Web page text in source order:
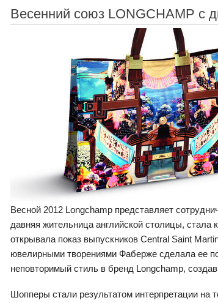
Весенний союз LONGCHAMP с
Весной 2012 Longchamp представляет
давняя жительница английской столицы,
открывала показ выпускников Central Saint
ювелирными творениями Фаберже сделала ее
неповторимый стиль в бренд Longchamp,
Шопперы стали результатом интерпретации на